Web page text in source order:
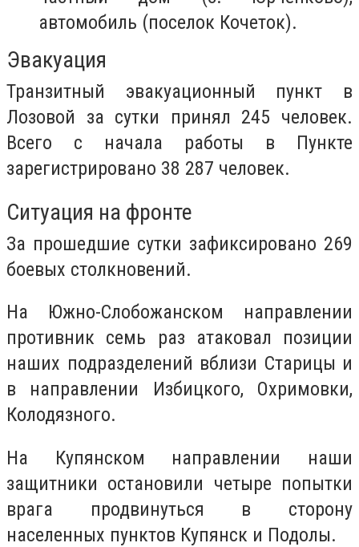
автомобиль (поселок Кочеток).
Эвакуация
Транзитный эвакуационный пункт в
Лозовой за сутки принял 245 человек.
Всего с начала работы в Пункте
зарегистрировано 38 287 человек.
Ситуация на фронте
За прошедшие сутки зафиксировано 269
боевых столкновений.
На Южно-Слобожанском направлении
противник семь раз атаковал позиции
наших подразделений вблизи Старицы и
в направлении Избицкого, Охримовки,
Колодязного.
На Купянском направлении наши
защитники остановили четыре попытки
врага продвинуться в сторону
населенных пунктов Купянск и Подолы.